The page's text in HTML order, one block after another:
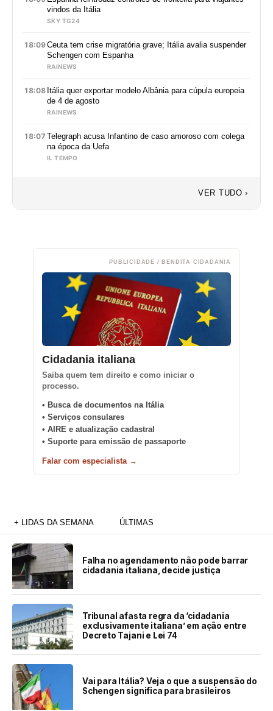
vindos da Itália
SKY TG24
18:09Ceuta tem crise migratória grave; Itália avalia suspender
Schengen com Espanha
RAINEWS
18:08 Itália quer exportar modelo Albânia para cúpula europeia
de 4 de agosto
RAINEWS
18:07 Telegraph acusa Infantino de caso amoroso com colega
na época da Uefa
IL TEMPO
VER TUDO ›
PUBLICIDADE / BENDITA CIDADANIA
Cidadania italiana
Saiba quem tem direito e como iniciar o
processo.
• Busca de documentos na Itália
• Serviços consulares
• AIRE e atualização cadastral
• Suporte para emissão de passaporte
Falar com especialista →
+ LIDAS DA SEMANA ÚLTIMAS
Falha no agendamento não pode barrar
cidadania italiana, decide justiça
Tribunal afasta regra da ‘cidadania
exclusivamente italiana’ em ação entre
Decreto Tajani e Lei 74
Vai para Itália? Veja o que a suspensão do
Schengen significa para brasileiros